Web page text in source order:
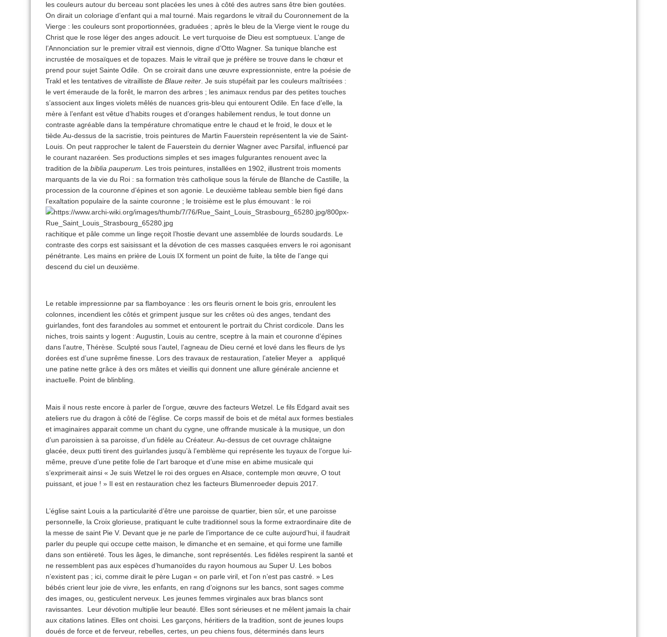
les couleurs autour du berceau sont placées les unes à côté des autres sans être bien goutées.
On dirait un coloriage d’enfant qui a mal tourné. Mais regardons le vitrail du Couronnement de la
Vierge : les couleurs sont proportionnées, graduées ; après le bleu de la Vierge vient le rouge du
Christ que le rose léger des anges adoucit. Le vert turquoise de Dieu est somptueux. L’ange de
l’Annonciation sur le premier vitrail est viennois, digne d’Otto Wagner. Sa tunique blanche est
incrustée de mosaïques et de topazes. Mais le vitrail que je préfère se trouve dans le chœur et
prend pour sujet Sainte Odile. On se croirait dans une œuvre expressionniste, entre la poésie de
Trakl et les tentatives de vitrailliste de Blaue reiter . Je suis stupéfait par les couleurs maîtrisées :
le vert émeraude de la forêt, le marron des arbres ; les animaux rendus par des petites touches
s’associent aux linges violets mêlés de nuances gris-bleu qui entourent Odile. En face d’elle, la
mère à l’enfant est vêtue d’habits rouges et d’oranges habilement rendus, le tout donne un
contraste agréable dans la température chromatique entre le chaud et le froid, le doux et le
tiède.Au-dessus de la sacristie, trois peintures de Martin Fauerstein représentent la vie de Saint-
Louis. On peut rapprocher le talent de Fauerstein du dernier Wagner avec Parsifal, influencé par
le courant nazaréen. Ses productions simples et ses images fulgurantes renouent avec la
tradition de la biblia pauperum . Les trois peintures, installées en 1902, illustrent trois moments
marquants de la vie du Roi : sa formation très catholique sous la férule de Blanche de Castille, la
procession de la couronne d’épines et son agonie. Le deuxième tableau semble bien figé dans
l’exaltation populaire de la sainte couronne ; le troisième est le plus émouvant : le roi
rachitique et pâle comme un linge reçoit l’hostie devant une assemblée de lourds soudards. Le
contraste des corps est saisissant et la dévotion de ces masses casquées envers le roi agonisant
pénétrante. Les mains en prière de Louis IX forment un point de fuite, la tête de l’ange qui
descend du ciel un deuxième.
Le retable impressionne par sa flamboyance : les ors fleuris ornent le bois gris, enroulent les
colonnes, incendient les côtés et grimpent jusque sur les crêtes où des anges, tendant des
guirlandes, font des farandoles au sommet et entourent le portrait du Christ cordicole. Dans les
niches, trois saints y logent : Augustin, Louis au centre, sceptre à la main et couronne d’épines
dans l’autre, Thérèse. Sculpté sous l’autel, l’agneau de Dieu cerné et lové dans les fleurs de lys
dorées est d’une suprême finesse. Lors des travaux de restauration, l’atelier Meyer a appliqué
une patine nette grâce à des ors mâtes et vieillis qui donnent une allure générale ancienne et
inactuelle. Point de blinbling.
Mais il nous reste encore à parler de l’orgue, œuvre des facteurs Wetzel. Le fils Edgard avait ses
ateliers rue du dragon à côté de l’église. Ce corps massif de bois et de métal aux formes bestiales
et imaginaires apparait comme un chant du cygne, une offrande musicale à la musique, un don
d’un paroissien à sa paroisse, d’un fidèle au Créateur. Au-dessus de cet ouvrage châtaigne
glacée, deux putti tirent des guirlandes jusqu’à l’emblème qui représente les tuyaux de l’orgue lui-
même, preuve d’une petite folie de l’art baroque et d’une mise en abime musicale qui
s’exprimerait ainsi « Je suis Wetzel le roi des orgues en Alsace, contemple mon œuvre, O tout
puissant, et joue ! » Il est en restauration chez les facteurs Blumenroeder depuis 2017.
L’église saint Louis a la particularité d’être une paroisse de quartier, bien sûr, et une paroisse
personnelle, la Croix glorieuse, pratiquant le culte traditionnel sous la forme extraordinaire dite de
la messe de saint Pie V. Devant que je ne parle de l’importance de ce culte aujourd’hui, il faudrait
parler du peuple qui occupe cette maison, le dimanche et en semaine, et qui forme une famille
dans son entièreté. Tous les âges, le dimanche, sont représentés. Les fidèles respirent la santé et
ne ressemblent pas aux espèces d’humanoïdes du rayon houmous au Super U. Les bobos
n’existent pas ; ici, comme dirait le père Lugan « on parle viril, et l’on n’est pas castré. » Les
bébés crient leur joie de vivre, les enfants, en rang d’oignons sur les bancs, sont sages comme
des images, ou, gesticulent nerveux. Les jeunes femmes virginales aux bras blancs sont
ravissantes. Leur dévotion multiplie leur beauté. Elles sont sérieuses et ne mêlent jamais la chair
aux citations latines. Elles ont choisi. Les garçons, héritiers de la tradition, sont de jeunes loups
doués de force et de ferveur, rebelles, certes, un peu chiens fous, déterminés dans leurs